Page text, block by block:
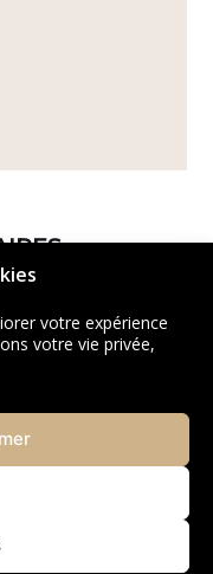
votre expérience
votre vie privée,